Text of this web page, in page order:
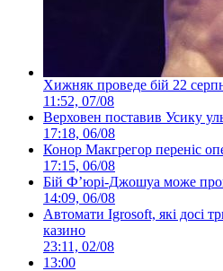
Хижняк проведе бій 22
11:52, 07/08
Верховен поставив Усику
17:18, 06/08
Конор Макгрегор переніс
17:15, 06/08
Бій Ф’юрі-Джошуа може
14:09, 06/08
Автомати Igrosoft, які досі
казино
23:11, 02/08
13:00